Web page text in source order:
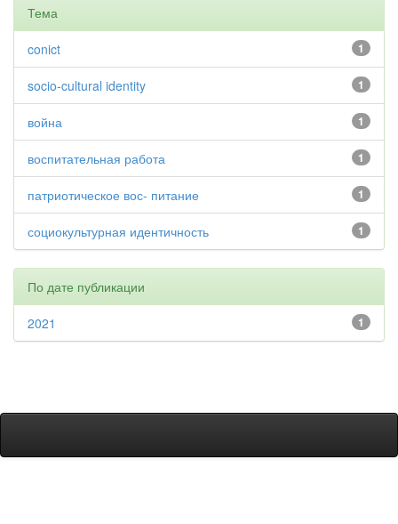
Тема
1
conict
1
socio-cultural identity
1
война
1
воспитательная работа
1
патриотическое вос- питание
1
социокультурная идентичность
По дате публикации
1
2021